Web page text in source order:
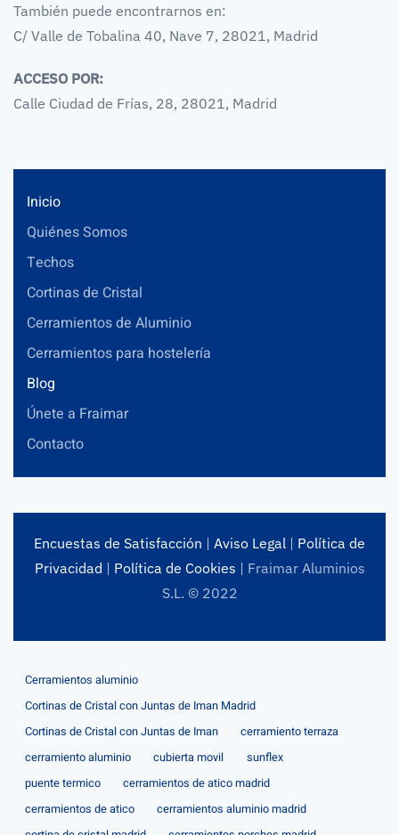
También puede encontrarnos en:
C/ Valle de Tobalina 40, Nave 7, 28021, Madrid
ACCESO POR:
Calle Ciudad de Frías, 28, 28021, Madrid
Inicio
Quiénes Somos
Techos
Cortinas de Cristal
Cerramientos de Aluminio
Cerramientos para hostelería
Blog
Únete a Fraimar
Contacto
Encuestas de Satisfacción | Aviso Legal | Política de
Privacidad | Política de Cookies | Fraimar Aluminios
S.L. © 2022
Cerramientos aluminio
Cortinas de Cristal con Juntas de Iman Madrid
Cortinas de Cristal con Juntas de Iman
cerramiento terraza
cerramiento aluminio
cubierta movil
sunflex
puente termico
cerramientos de atico madrid
cerramientos de atico
cerramientos aluminio madrid